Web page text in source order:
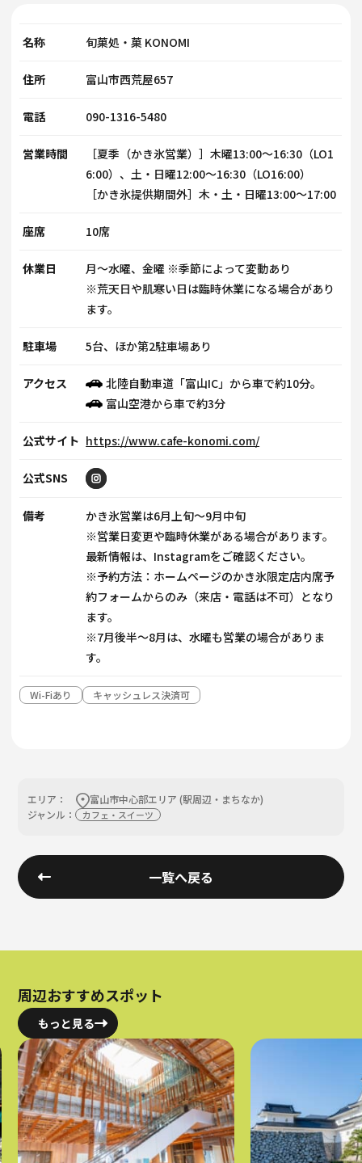
名称 旬菓処・菓 KONOMI
住所 富山市西荒屋657
電話 090-1316-5480
営業時間
［夏季（かき氷営業）］木曜13:00〜16:30（LO1
6:00）、土・日曜12:00〜16:30（LO16:00）
［かき氷提供期間外］木・土・日曜13:00〜17:00
座席 10席
休業日
月〜水曜、金曜 ※季節によって変動あり
※荒天日や肌寒い日は臨時休業になる場合があり
ます。
駐車場 5台、ほか第2駐車場あり
アクセス
北陸自動車道「富山IC」から車で約10分。
富山空港から車で約3分
公式サイト https://www.cafe-konomi.com/
公式SNS
備考
かき氷営業は6月上旬〜9月中旬
※営業日変更や臨時休業がある場合があります。
最新情報は、Instagramをご確認ください。
※予約方法：ホームページのかき氷限定店内席予
約フォームからのみ（来店・電話は不可）となり
ます。
※7月後半～8月は、水曜も営業の場合がありま
す。
Wi-Fiあり キャッシュレス決済可
エリア：
富山市中心部エリア (駅周辺・まちなか)
ジャンル：
カフェ・スイーツ
一覧へ戻る
周辺おすすめスポット
もっと見る